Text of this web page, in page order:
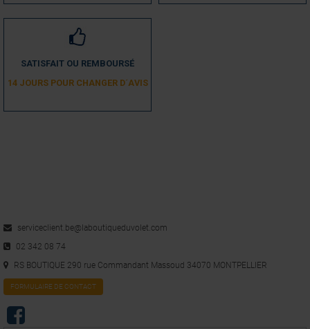
SATISFAIT OU REMBOURSÉ
14 JOURS POUR CHANGER D´AVIS
serviceclient.be@laboutiqueduvolet.com
02 342 08 74
RS BOUTIQUE 290 rue Commandant Massoud 34070 MONTPELLIER
FORMULAIRE DE CONTACT